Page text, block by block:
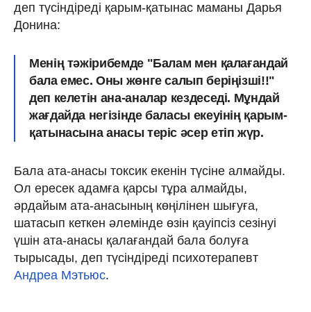
деп түсіндіреді қарым-қатынас маманы Дарья
Донина:
Менің тәжірибемде "Балам мен қалағандай
бала емес. Оны жөнге салып беріңізші!!"
деп келетін ана-аналар кездеседі. Мұндай
жағдайда негізінде баласы екеуінің қарым-
қатынасына анасы теріс әсер етіп жүр.
Бала ата-анасы токсик екенін түсіне алмайды.
Ол ересек адамға қарсы тұра алмайды,
әрдайым ата-анасының көңілінен шығуға,
шатасып кеткен әлемінде өзін қауіпсіз сезінуі
үшін ата-анасы қалағандай бала болуға
тырысады, деп түсіндіреді психотерапевт
Андреа Мэтьюс.